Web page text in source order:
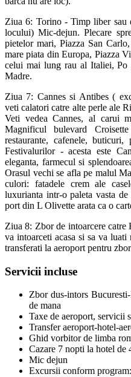
Ziua 6: Torino - Timp liber sau
locului) Mic-dejun. Plecare
pietelor mari, Piazza San
mare piata din Europa, Piazza
celui mai lung rau al Italiei, Po
Madre.
Ziua 7: Cannes si Antibes (
veti calatori catre alte perle ale
Veti vedea Cannes, al carui
Magnificul bulevard
restaurante, cafenele,
Festivalurilor - acesta este
eleganta, farmecul si
Orasul vechi se afla pe malul
culori: fatadele crem ale
luxurianta intr-o paleta vasta
port din L Olivette arata ca o
Ziua 8: Zbor de intoarcere
va intoarceti acasa si sa va
transferati la aeroport pentru
Servicii incluse
Zbor dus-intors
de mana
Taxe de aeroport, servicii
Transfer aeroport-hotel-
Ghid vorbitor de limba
Cazare 7 nopti la hotel de
Mic dejun
Excursii conform